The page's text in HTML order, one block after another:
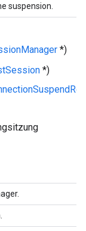
suspension.
*)
*)